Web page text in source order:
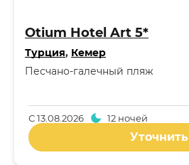
Otium Hotel Art 5*
Турция, Кемер
Песчано-галечный пляж
С13.08.2026 12 ночей
Уточнить